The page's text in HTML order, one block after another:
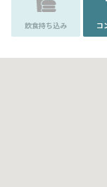
飲食持ち込み コ